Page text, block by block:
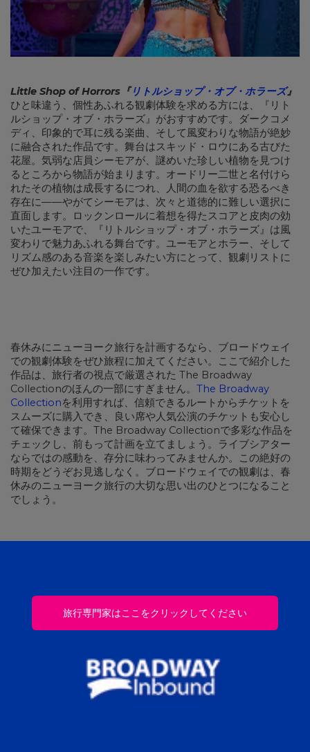
Little Shop of Horrors 『リトルショップ・オブ・ホラーズ』
ひと味違う、個性あふれる観劇体験を求める方には、『リト
ルショップ・オブ・ホラーズ』がおすすめです。ダークコメ
ディ、印象的で耳に残る楽曲、そして風変わりな物語が絶妙
に融合された作品です。舞台はスキッド・ロウにある古びた
花屋。気弱な店員シーモアが、謎めいた珍しい植物を見つけ
るところから物語が始まります。オードリー二世と名付けら
れたその植物は成長するにつれ、人間の血を欲する恐るべき
存在に——やがてシーモアは、次々と道徳的に難しい選択に
直面します。ロックンロールに着想を得たスコアと皮肉の効
いたユーモアで、『リトルショップ・オブ・ホラーズ』は風
変わりで魅力あふれる舞台です。ユーモアとホラー、そして
リズム感のある音楽を楽しみたい方にとって、観劇リストに
ぜひ加えたい注目の一作です。
春休みにニューヨーク旅行を計画するなら、ブロードウェイ
での観劇体験をぜひ旅程に加えてください。ここで紹介した
作品は、旅行者の視点で厳選された The Broadway
Collectionのほんの一部にすぎません。 The Broadway
Collectionを利用すれば、信頼できるルートからチケットを
スムーズに購入でき、良い席や人気公演のチケットも安心し
て確保できます。The Broadway Collectionで多彩な作品を
チェックし、前もって計画を立てましょう。ライブシアター
ならではの感動を、存分に味わってみませんか。この絶好の
時期をどうぞお見逃しなく。ブロードウェイでの観劇は、春
休みのニューヨーク旅行の大切な思い出のひとつになること
でしょう。
旅行専門家はここをクリックしてください